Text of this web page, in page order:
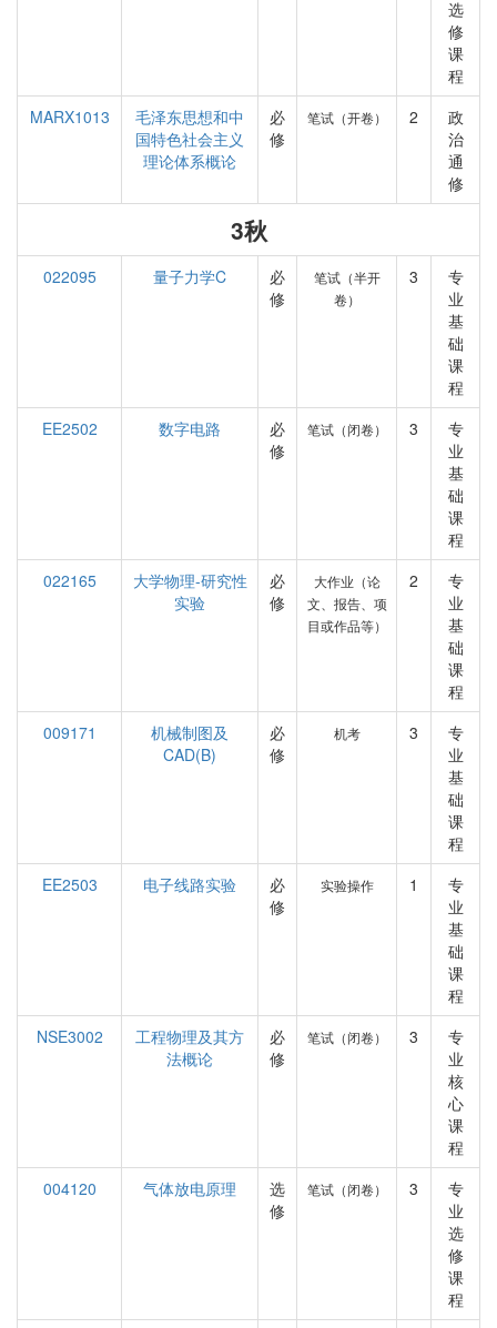
选
修
课
程
MARX1013
毛泽东思想和中
国特色社会主义
理论体系概论
必
修
笔试（开卷） 2
政
治
通
修
3秋
022095 量子力学C
必
修
笔试（半开
卷）
3
专
业
基
础
课
程
EE2502
数字电路
必
修
笔试（闭卷） 3
专
业
基
础
课
程
022165
大学物理-研究性
实验
必
修
大作业（论
文、报告、项
目或作品等）
2
专
业
基
础
课
程
009171
机械制图及
CAD(B)
必
修
机考 3
专
业
基
础
课
程
EE2503
电子线路实验
必
修
实验操作 1
专
业
基
础
课
程
NSE3002
工程物理及其方
法概论
必
修
笔试（闭卷） 3
专
业
核
心
课
程
004120
气体放电原理
选
修
笔试（闭卷） 3
专
业
选
修
课
程